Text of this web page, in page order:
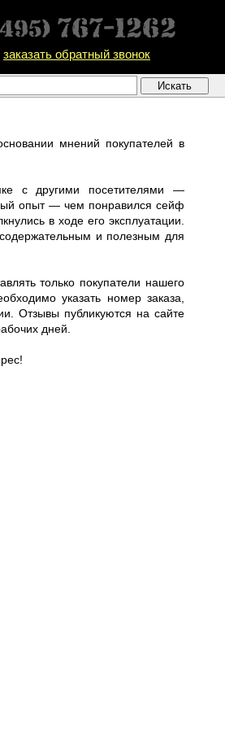
заказать обратный звонок
мнений покупателей в
с другими посетителями —
опыт — чем понравился сейф
в ходе его эксплуатации.
и полезным для
только покупатели нашего
указать номер заказа,
Отзывы публикуются на сайте
дней.